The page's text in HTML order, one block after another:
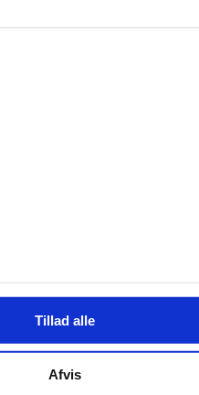
Tillad alle
Afvis